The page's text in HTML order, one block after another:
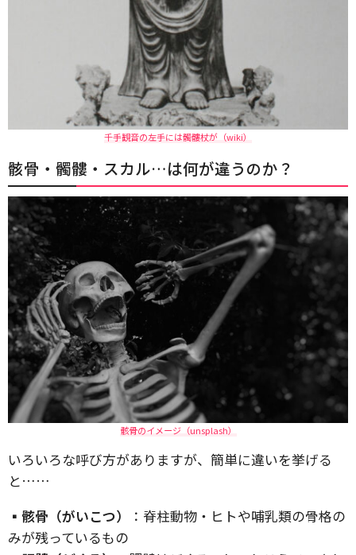
千手観音の左手には髑髏杖が（wiki）
骸骨・髑髏・スカル…は何が違うのか？
骸骨のイメージ（unsplash）
いろいろな呼び方がありますが、簡単に違いを挙げる
と……
▪︎骸骨（がいこつ）
：脊柱動物・ヒトや哺乳類の骨格の
みが残っているもの